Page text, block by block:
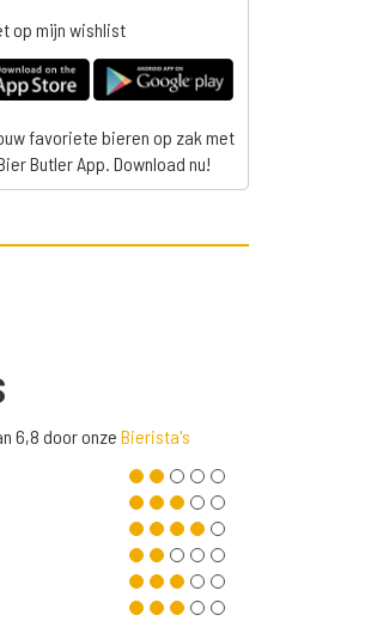
op mijn wishlist
favoriete bieren op zak met
Butler App. Download nu!
6,8 door onze Bierista's